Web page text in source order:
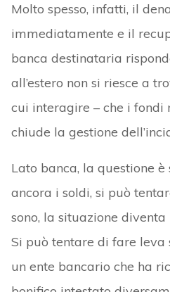
Molto spesso, infatti, il
immediatamente e il
banca destinataria
all’estero non si riesce a
cui interagire – che i fondi
chiude la gestione
Lato banca, la questione è
ancora i soldi, si può
sono, la situazione
Si può tentare di fare
un ente bancario che ha